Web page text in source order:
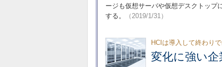
ージも仮想サーバや仮想デスクトップ
する。
（2019/1/31）
HCIは導入して終わりで
変化に強い